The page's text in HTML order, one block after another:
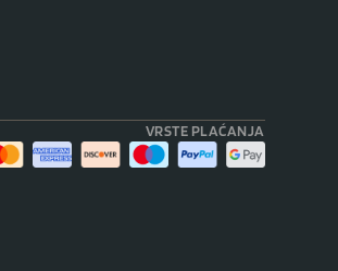
VRSTE PLAĆANJA